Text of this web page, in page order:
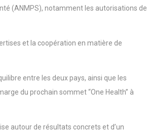
(ANMPS), notamment les autorisations de
et la coopération en matière de
entre les deux pays, ainsi que les
du prochain sommet “One Health” à
autour de résultats concrets et d’un